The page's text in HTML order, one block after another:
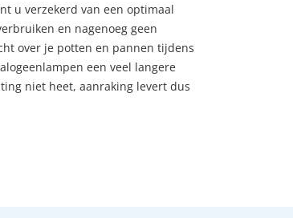
u verzekerd van een optimaal
en nagenoeg geen
over je potten en pannen tijdens
een veel langere
niet heet, aanraking levert dus